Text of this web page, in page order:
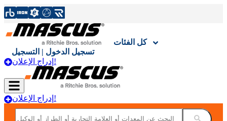
كل الفئات
تسجيل الدخول | التسجيل
إدراج الإعلان!
إدراج الإعلان!